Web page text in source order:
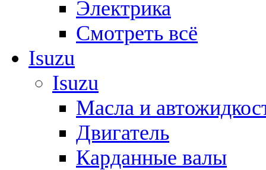
Электрика
Смотреть всё
Isuzu
Isuzu
Масла и
Двигатель
Карданные валы